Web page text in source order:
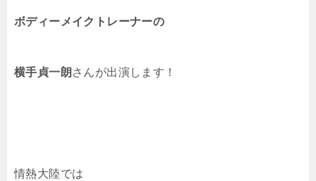
ボディーメイクトレーナーの
横手貞一朗 さんが出演します！
情熱大陸では